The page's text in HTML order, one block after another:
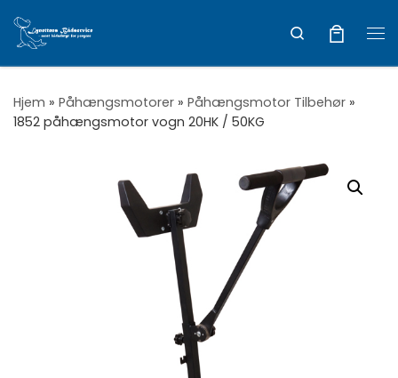
Vis hele indholdet
Search
Hjem » Påhængsmotorer » Påhængsmotor Tilbehør »
1852 påhængsmotor vogn 20HK / 50KG